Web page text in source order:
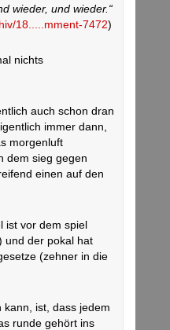
wieder, und wieder.“
18.....mment-7472)
nichts
auch schon dran
immer dann,
morgenluft
dem sieg gegen
einen auf den
ist vor dem spiel
und der pokal hat
(zehner in die
kann, ist, dass jedem
runde gehört ins